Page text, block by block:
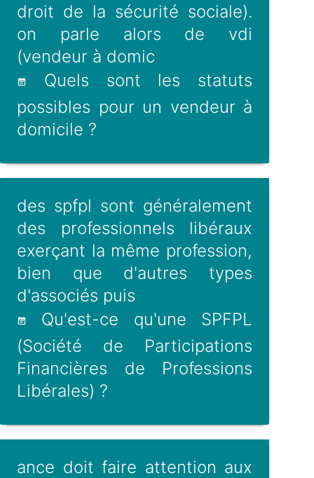
droit de la sécurité sociale).
on parle alors de vdi
(vendeur à domic
Quels sont les statuts
possibles pour un vendeur à
domicile ?
des spfpl sont généralement
des professionnels libéraux
exerçant la même profession,
bien que d'autres types
d'associés puis
Qu'est-ce qu'une SPFPL
(Société de Participations
Financières de Professions
Libérales) ?
ance doit faire attention aux